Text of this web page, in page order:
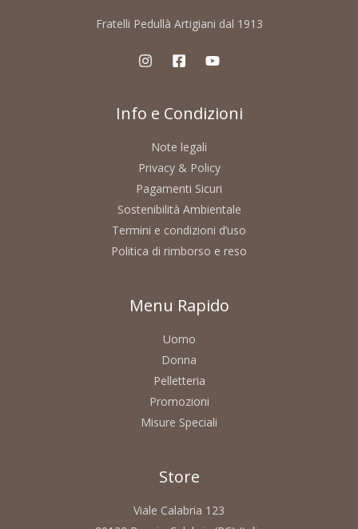
Fratelli Pedullà Artigiani dal 1913
Info e Condizioni
Note legali
Privacy & Policy
Pagamenti Sicuri
Sostenibilità Ambientale
Termini e condizioni d’uso
Politica di rimborso e reso
Menu Rapido
Uomo
Donna
Pelletteria
Promozioni
Misure Speciali
Store
Viale Calabria 123